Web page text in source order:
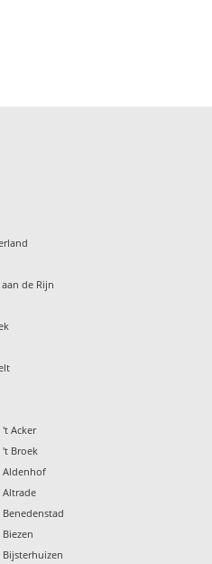
de Rijn
Acker
't Broek
Aldenhof
Altrade
Bijsterhuizen